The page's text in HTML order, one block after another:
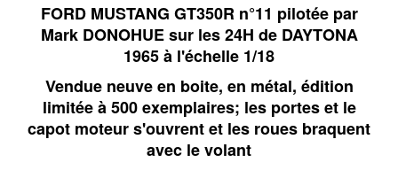
FORD MUSTANG GT350R n°11 pilotée par
Mark DONOHUE sur les 24H de DAYTONA
1965 à l'échelle 1/18
Vendue neuve en boite, en métal, édition
limitée à 500 exemplaires; les portes et le
capot moteur s'ouvrent et les roues braquent
avec le volant